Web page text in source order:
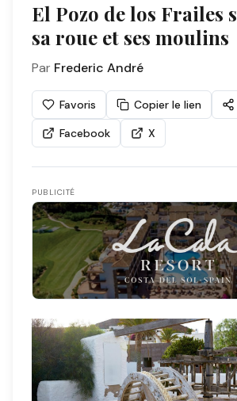
El Pozo de los Frailes
sa roue et ses moulins
Par Frederic André
Favoris Copier le lien
Facebook
X
PUBLICITÉ